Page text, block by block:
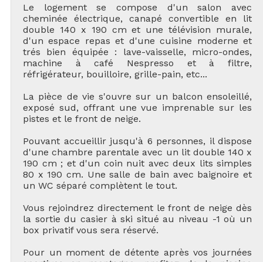
Le logement se compose d'un salon avec
cheminée électrique, canapé convertible en lit
double 140 x 190 cm et une télévision murale,
d'un espace repas et d'une cuisine moderne et
trés bien équipée : lave-vaisselle, micro-ondes,
machine à café Nespresso et à filtre,
réfrigérateur, bouilloire, grille-pain, etc...
La pièce de vie s'ouvre sur un balcon ensoleillé,
exposé sud, offrant une vue imprenable sur les
pistes et le front de neige.
Pouvant accueillir jusqu'à 6 personnes, il dispose
d'une chambre parentale avec un lit double 140 x
190 cm ; et d'un coin nuit avec deux lits simples
80 x 190 cm. Une salle de bain avec baignoire et
un WC séparé complètent le tout.
Vous rejoindrez directement le front de neige dès
la sortie du casier à ski situé au niveau -1 où un
box privatif vous sera réservé.
Pour un moment de détente après vos journées